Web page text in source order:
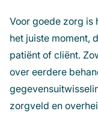
Voor goede zorg is
het juiste moment,
patiënt of cliënt.
over eerdere
zorgveld en